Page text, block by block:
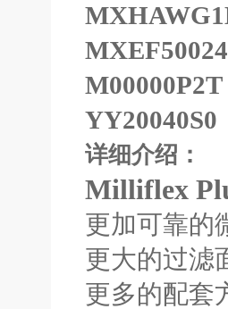
MXEF50024
M00000P2T
YY20040S0
详细介绍：
Milliflex
更加可靠的
更大的过滤
更多的配套